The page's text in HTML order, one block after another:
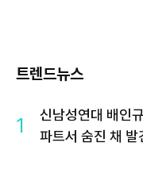
트렌드뉴스
1
신남성연대 배인
파트서 숨진 채 발